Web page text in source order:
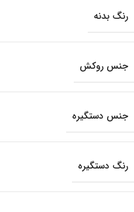
رنگ بدنه
جنس روکش
جنس دستگیره
رنگ دستگیره